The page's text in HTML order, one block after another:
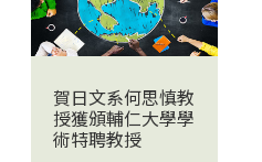
賀日文系何思慎教
授獲頒輔仁大學學
術特聘教授